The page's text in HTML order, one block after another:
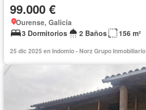
99.000 €
Ourense, Galicia
3 Dormitorios
2 Baños 156 m²
25 dic 2025 en Indomio - Norz Grupo Inmobiliario